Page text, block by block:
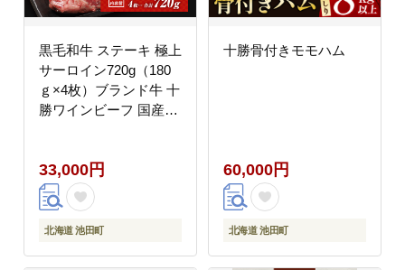
黒毛和牛 ステーキ 極上
サーロイン720g（180
ｇ×4枚）ブランド牛 十
勝ワインビーフ 国産牛
33,000円
北海道 池田町
十勝骨付きモモハム
60,000円
北海道 池田町